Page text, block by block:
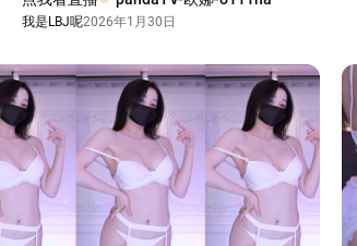
我是LBJ呢2026年1月30日